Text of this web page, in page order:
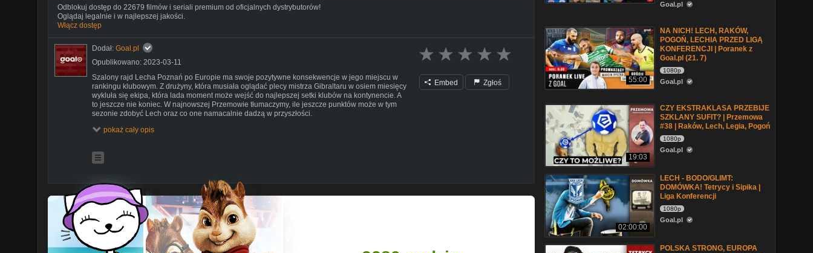
Odblokuj dostęp do 22679 filmów i seriali premium od oficjalnych dystrybutorów!
Oglądaj legalnie i w najlepszej jakości.
Włącz dostęp
Dodał: Goal.pl
Opublikowano: 2023-03-11
Szalony rajd Lecha Poznań po Europie ma swoje pozytywne konsekwencje w jego miejscu w
rankingu klubowym. Z drużyny, która musiała oglądać plecy mistrza Gibraltaru w osiem miesięcy
wykluła się ekipa, która lada moment może wejść do najlepszej setki klubów na kontynencie. A
to jeszcze nie koniec. W najnowszej Przemowie tłumaczymy, ile jeszcze punktów może w tym
sezonie zdobyć Lech oraz co one namacalnie dadzą w przyszłości.
0:00 BEZ STRACHU, Z NADZIEJĄ
KOMPROMITACJA
3:47 WYSKOCZYLI ZZA PLECÓW WIELKIEGO LINCOLN RED IMPS
8:10 CO Z ROSTAWIENIAMI
10:16 POLSKA DZIESIĄTĄ LIGĄ W EUROPIE. SERIO
#lechpoznań #ekstraklasa #pilkanozna
thumbnail credits: *photomontage from picture: skrin z filmu Desperado.
pokaż cały opis
Embed Zgłoś
Goal.pl
55:00
NA NICH! LECH, RAKÓW,
POGOŃ, LECHIA PRZED LIGĄ
KONFERENCJI | Poranek z
Goal.pl (21. 7)
1080p
Goal.pl
19:03
CZY EKSTRAKLASA PRZEBIJE
SZKLANY SUFIT? | Przemowa
#38 | Raków, Lech, Legia, Pogoń
1080p
Goal.pl
02:00:00
LECH - BODO/GLIMT:
DOMÓWKA! Tetrycy i Sipika |
Liga Konferencji
1080p
Goal.pl
POLSKA STRONG, EUROPA